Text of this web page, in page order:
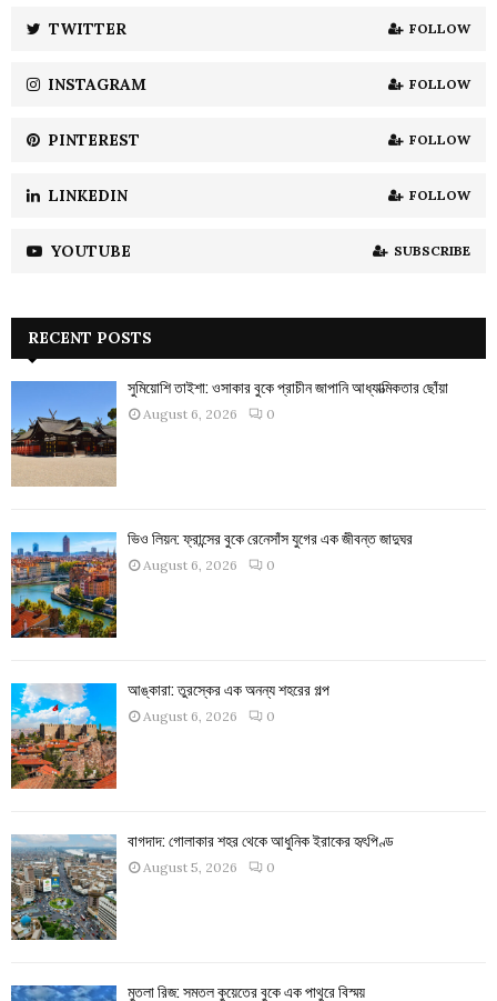
H
TWITTER FOLLOW
INSTAGRAM FOLLOW
PINTEREST FOLLOW
LINKEDIN FOLLOW
YOUTUBE SUBSCRIBE
RECENT POSTS
সুমিয়োশি তাইশা: ওসাকার বুকে প্রাচীন জাপানি আধ্যাত্মিকতার ছোঁয়া
August 6, 2026 0
ভিও লিয়ন: ফ্রান্সের বুকে রেনেসাঁস যুগের এক জীবন্ত জাদুঘর
August 6, 2026 0
আঙ্কারা: তুরস্কের এক অনন্য শহরের গল্প
August 6, 2026 0
বাগদাদ: গোলাকার শহর থেকে আধুনিক ইরাকের হৃৎপিণ্ড
August 5, 2026 0
মুতলা রিজ: সমতল কুয়েতের বুকে এক পাথুরে বিস্ময়